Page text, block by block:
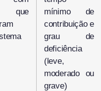
que
mínimo de
contribuição e
grau de
deficiência
(leve,
moderado ou
grave)